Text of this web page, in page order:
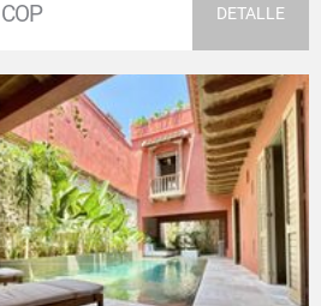
COP DETALLE
VER DETALLES